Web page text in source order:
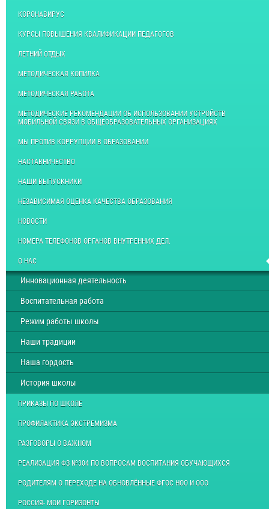
КОРОНАВИРУС
КУРСЫ ПОВЫШЕНИЯ КВАЛИФИКАЦИИ ПЕДАГОГОВ
ЛЕТНИЙ ОТДЫХ
МЕТОДИЧЕСКАЯ КОПИЛКА
МЕТОДИЧЕСКАЯ РАБОТА
МЕТОДИЧЕСКИЕ РЕКОМЕНДАЦИИ ОБ ИСПОЛЬЗОВАНИИ УСТРОЙСТВ
МОБИЛЬНОЙ СВЯЗИ В ОБЩЕОБРАЗОВАТЕЛЬНЫХ ОРГАНИЗАЦИЯХ
МЫ ПРОТИВ КОРРУПЦИИ В ОБРАЗОВАНИИ
НАСТАВНИЧЕСТВО
НАШИ ВЫПУСКНИКИ
НЕЗАВИСИМАЯ ОЦЕНКА КАЧЕСТВА ОБРАЗОВАНИЯ
НОВОСТИ
НОМЕРА ТЕЛЕФОНОВ ОРГАНОВ ВНУТРЕННИХ ДЕЛ.
О НАС
Инновационная деятельность
Воспитательная работа
Режим работы школы
Наши традиции
Наша гордость
История школы
ПРИКАЗЫ ПО ШКОЛЕ
ПРОФИЛАКТИКА ЭКСТРЕМИЗМА
РАЗГОВОРЫ О ВАЖНОМ
РЕАЛИЗАЦИЯ ФЗ №304 ПО ВОПРОСАМ ВОСПИТАНИЯ ОБУЧАЮЩИХСЯ
РОДИТЕЛЯМ О ПЕРЕХОДЕ НА ОБНОВЛЁННЫЕ ФГОС НОО И ООО
РОССИЯ- МОИ ГОРИЗОНТЫ